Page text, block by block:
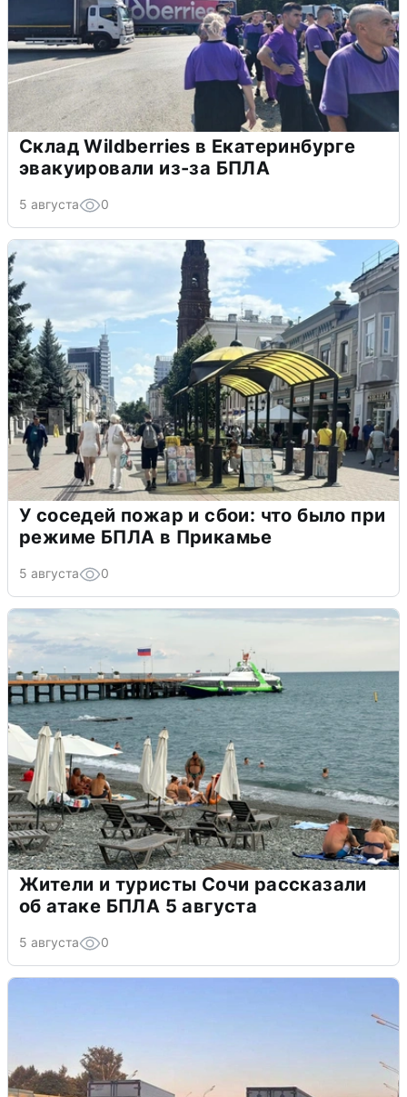
Склад Wildberries в Екатеринбурге
эвакуировали из-за БПЛА
5 августа 0
У соседей пожар и сбои: что было при
режиме БПЛА в Прикамье
5 августа 0
Жители и туристы Сочи рассказали
об атаке БПЛА 5 августа
5 августа 0